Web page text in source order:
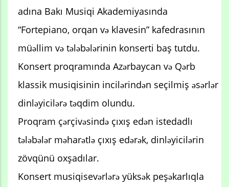
adına Bakı Musiqi Akademiyasında
“Fortepiano, orqan və klavesin” kafedrasının
müəllim və tələbələrinin konserti baş tutdu.
Konsert proqramında Azərbaycan və Qərb
klassik musiqisinin incilərindən seçilmiş əsərlər
dinləyicilərə təqdim olundu.
Proqram çərçivəsində çıxış edən istedadlı
tələbələr məharətlə çıxış edərək, dinləyicilərin
zövqünü oxşadılar.
Konsert musiqisevərlərə yüksək peşəkarlıqla